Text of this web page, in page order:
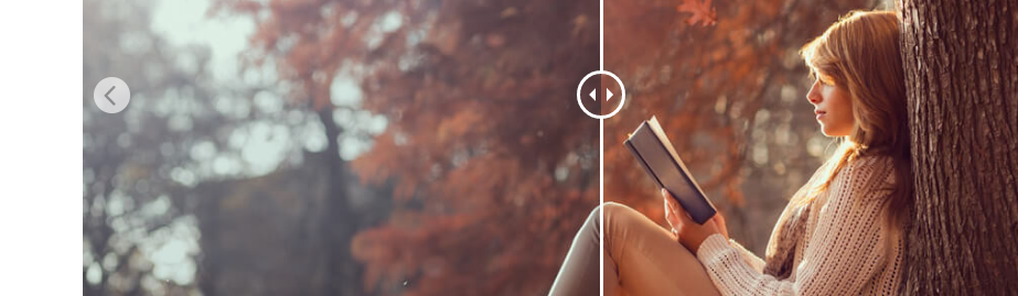
Services de retouche de produits Services de retouche de bijoux Données d'Entraînement IA